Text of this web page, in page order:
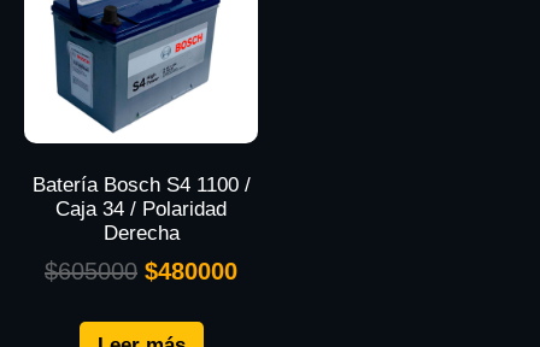
Batería Bosch S4 1100 /
Caja 34 / Polaridad
Derecha
$605000 $480000